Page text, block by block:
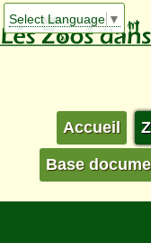
Select Language ▼
Accueil
Base